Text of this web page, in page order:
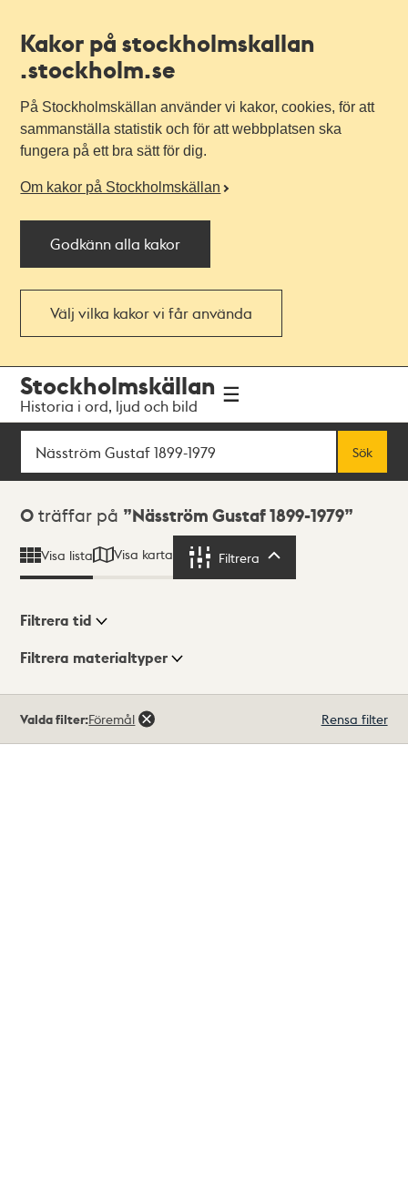
Kakor på stockholmskallan
.stockholm.se
På Stockholmskällan använder vi kakor, cookies, för att
sammanställa statistik och för att webbplatsen ska
fungera på ett bra sätt för dig.
Om kakor på Stockholmskällan
Godkänn alla kakor
Välj vilka kakor vi får använda
navigationen
huvudinnehållet
Stockholmskällan
Historia i ord, ljud och bild
Sök
Sök
Sökresultat
0 träffar på Näsström Gustaf 1899-1979
Visa lista Visa karta Filtrera
Visningsläge
Filtrera tid
Filtrera materialtyper
träffar
Valda filter:Föremål Rensa filter